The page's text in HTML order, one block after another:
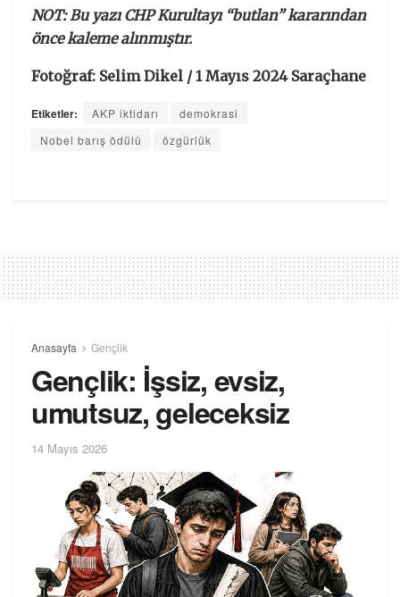
NOT: Bu yazı CHP Kurultayı “butlan” kararından
önce kaleme alınmıştır.
Fotoğraf: Selim Dikel / 1 Mayıs 2024 Saraçhane
Etiketler: AKP iktidarı
demokrasi
Nobel barış ödülü
özgürlük
Anasayfa Gençlik
Gençlik: İşsiz, evsiz,
umutsuz, geleceksiz
14 Mayıs 2026